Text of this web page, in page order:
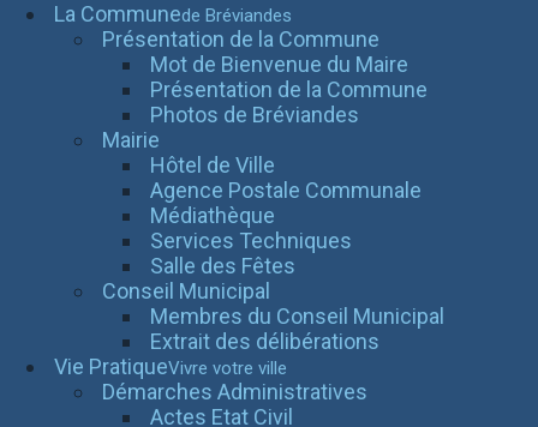
La Communede Bréviandes
Présentation de la Commune
Mot de Bienvenue du Maire
Présentation de la Commune
Photos de Bréviandes
Mairie
Hôtel de Ville
Agence Postale Communale
Médiathèque
Services Techniques
Salle des Fêtes
Conseil Municipal
Membres du Conseil Municipal
Extrait des délibérations
Vie PratiqueVivre votre ville
Démarches Administratives
Actes Etat Civil